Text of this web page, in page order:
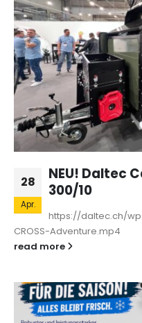
28
Apr.
NEU! Daltec
300/10
https://daltec.ch/
CROSS-Adventure.mp4
read more